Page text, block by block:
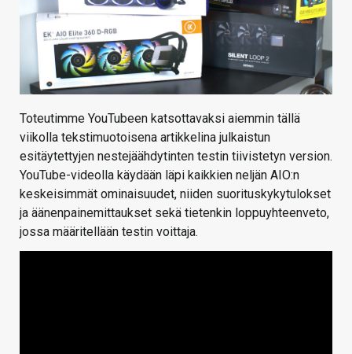
HAKU
Toteutimme YouTubeen katsottavaksi aiemmin tällä
viikolla tekstimuotoisena artikkelina julkaistun
esitäytettyjen nestejäähdytinten testin tiivistetyn version.
YouTube-videolla käydään läpi kaikkien neljän AIO:n
keskeisimmät ominaisuudet, niiden suorituskykytulokset
ja äänenpainemittaukset sekä tietenkin loppuyhteenveto,
jossa määritellään testin voittaja.